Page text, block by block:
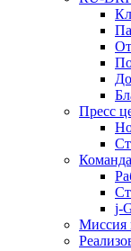
Пресс
j-
Миссия